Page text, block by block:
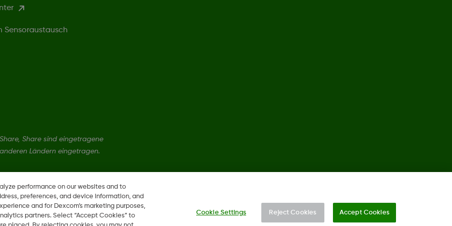
Sensoraustausch
Share sind eingetragene
Ländern eingetragen.
performance on our websites and to
preferences, and device information, and
and for Dexcom’s marketing purposes,
partners. Select “Accept Cookies” to
Cookie Settings Reject Cookies Accept Cookies